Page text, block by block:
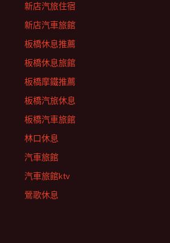
新店汽旅住宿
新店汽車旅館
板橋休息推薦
板橋休息旅館
板橋摩鐵推薦
板橋汽旅休息
板橋汽車旅館
林口休息
汽車旅館
汽車旅館ktv
鶯歌休息